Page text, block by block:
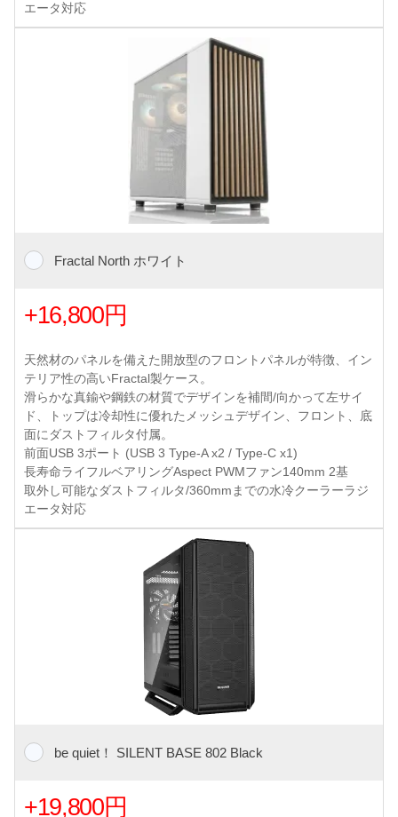
エータ対応
Fractal North ホワイト
+16,800円
天然材のパネルを備えた開放型のフロントパネルが特徴、イン
テリア性の高いFractal製ケース。
滑らかな真鍮や鋼鉄の材質でデザインを補間/向かって左サイ
ド、トップは冷却性に優れたメッシュデザイン、フロント、底
面にダストフィルタ付属。
前面USB 3ポート (USB 3 Type-A x2 / Type-C x1)
長寿命ライフルベアリングAspect PWMファン140mm 2基
取外し可能なダストフィルタ/360mmまでの水冷クーラーラジ
エータ対応
be quiet！ SILENT BASE 802 Black
+19,800円